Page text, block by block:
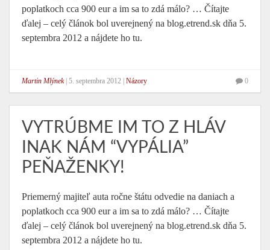
poplatkoch cca 900 eur a im sa to zdá málo? … Čítajte
ďalej – celý článok bol uverejnený na blog.etrend.sk dňa 5.
septembra 2012 a nájdete ho tu.
Martin Mlýnek| 5. septembra 2012 Názory 0
VYTRÚBME IM TO Z HLÁV
INAK NÁM “VYPÁLIA”
PEŇAŽENKY!
Priemerný majiteľ auta ročne štátu odvedie na daniach a
poplatkoch cca 900 eur a im sa to zdá málo? … Čítajte
ďalej – celý článok bol uverejnený na blog.etrend.sk dňa 5.
septembra 2012 a nájdete ho tu.